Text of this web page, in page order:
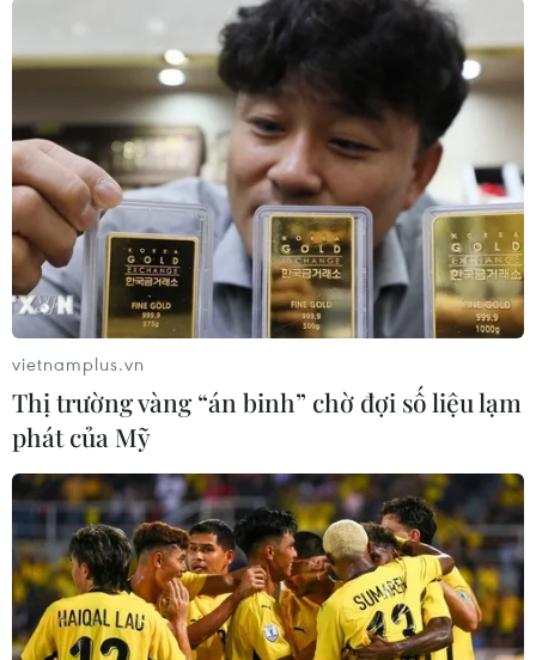
#Kho hàng #Xe cứu hỏa
#Dập tắt đám cháy
Đắk Lắk
Theo dõi VietnamPlus
TIN LIÊN QUAN
vietnamplus.vn
Thị trường vàng “án binh” chờ đợi số liệu lạm
phát của Mỹ